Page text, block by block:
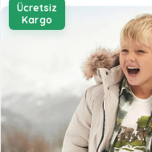
Ücretsiz
Kargo